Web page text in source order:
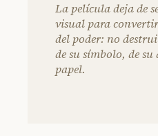
La película deja de
visual para
del poder: no
de su símbolo, de
papel.